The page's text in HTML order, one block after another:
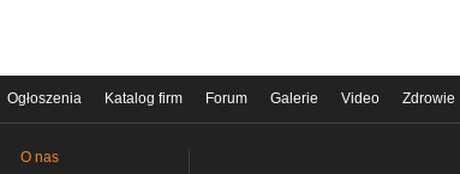
Ogłoszenia Katalog firm Forum Galerie Video Zdrowie
O nas